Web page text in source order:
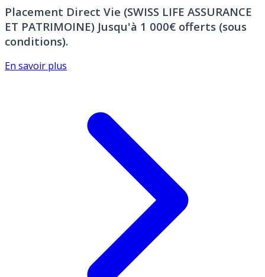
Placement Direct Vie (SWISS LIFE ASSURANCE
ET PATRIMOINE) Jusqu'à 1 000€ offerts (sous
conditions).
En savoir plus